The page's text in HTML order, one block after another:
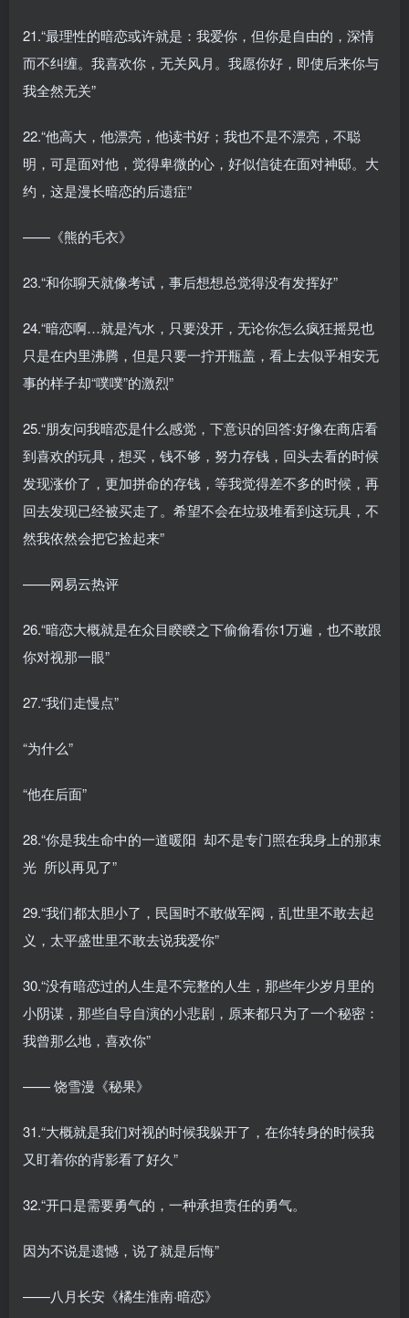
21.“最理性的暗恋或许就是：我爱你，但你是自由的，深情
而不纠缠。我喜欢你，无关风月。我愿你好，即使后来你与
我全然无关”
22.“他高大，他漂亮，他读书好；我也不是不漂亮，不聪
明，可是面对他，觉得卑微的心，好似信徒在面对神邸。大
约，这是漫长暗恋的后遗症”
——《熊的毛衣》
23.“和你聊天就像考试，事后想想总觉得没有发挥好”
24.“暗恋啊…就是汽水，只要没开，无论你怎么疯狂摇晃也
只是在内里沸腾，但是只要一拧开瓶盖，看上去似乎相安无
事的样子却“噗噗”的激烈”
25.“朋友问我暗恋是什么感觉，下意识的回答:好像在商店看
到喜欢的玩具，想买，钱不够，努力存钱，回头去看的时候
发现涨价了，更加拼命的存钱，等我觉得差不多的时候，再
回去发现已经被买走了。希望不会在垃圾堆看到这玩具，不
然我依然会把它捡起来”
——网易云热评
26.“暗恋大概就是在众目睽睽之下偷偷看你1万遍，也不敢跟
你对视那一眼”
27.“我们走慢点”
“为什么”
“他在后面”
28.“你是我生命中的一道暖阳 却不是专门照在我身上的那束
光 所以再见了”
29.“我们都太胆小了，民国时不敢做军阀，乱世里不敢去起
义，太平盛世里不敢去说我爱你”
30.“没有暗恋过的人生是不完整的人生，那些年少岁月里的
小阴谋，那些自导自演的小悲剧，原来都只为了一个秘密：
我曾那么地，喜欢你”
—— 饶雪漫《秘果》
31.“大概就是我们对视的时候我躲开了，在你转身的时候我
又盯着你的背影看了好久”
32.“开口是需要勇气的，一种承担责任的勇气。
因为不说是遗憾，说了就是后悔”
——八月长安《橘生淮南·暗恋》